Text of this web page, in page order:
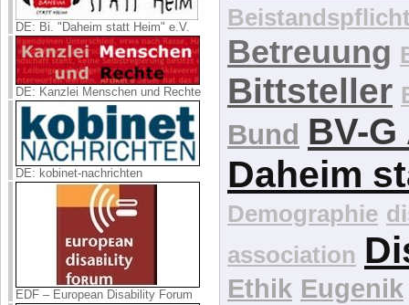
DE: Bi. "Daheim statt Heim" e.V.
DE: Kanzlei Menschen und Rechte
DE: kobinet-nachrichten
EDF – European Disability Forum
Betreuung
Bittsteller
Bund BV-
Daheim
Demographie
association
Ethik Eugenik